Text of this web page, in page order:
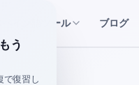
ペイン語ツール ブログ
う
で復習し